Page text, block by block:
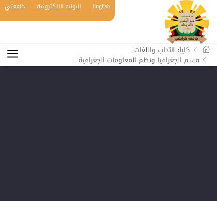
English البوابة الالكترونية جامعتي
كلية الآداب واللغات
قسم الجغرافيا ونظم المعلومات الجغرافية